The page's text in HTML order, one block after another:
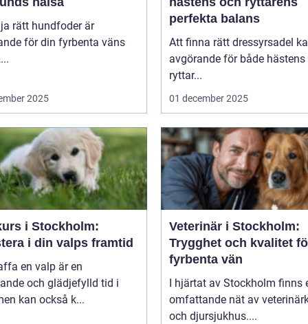
rätt hundfoder är
för din fyrbenta väns
2025
perfekta balans
Att finna rätt dressyrsadel
avgörande för både hästens
ryttar...
01 december 2025
i Stockholm:
i din valps framtid
en valp är en
och glädjefylld tid i
kan också k...
Veterinär i Stockholm:
Trygghet och kvalitet
fyrbenta vän
I hjärtat av Stockholm finns
omfattande nät av
och djursjukhus....